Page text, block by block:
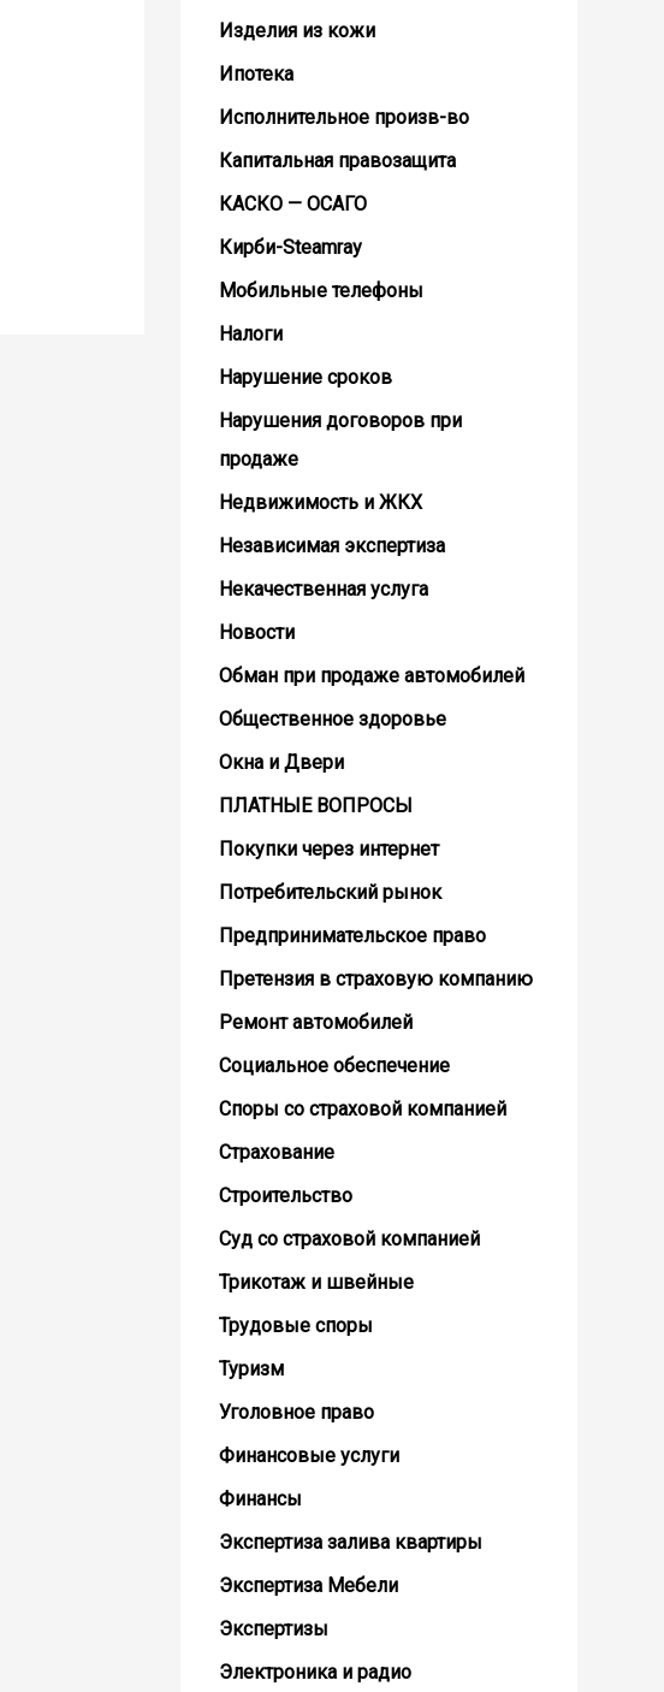
Изделия из кожи
Ипотека
Исполнительное произв-во
Капитальная правозащита
КАСКО — ОСАГО
Кирби-Steamray
Мобильные телефоны
Налоги
Нарушение сроков
Нарушения договоров при
продаже
Недвижимость и ЖКХ
Независимая экспертиза
Некачественная услуга
Новости
Обман при продаже автомобилей
Общественное здоровье
Окна и Двери
ПЛАТНЫЕ ВОПРОСЫ
Покупки через интернет
Потребительский рынок
Предпринимательское право
Претензия в страховую компанию
Ремонт автомобилей
Социальное обеспечение
Споры со страховой компанией
Страхование
Строительство
Суд со страховой компанией
Трикотаж и швейные
Трудовые споры
Туризм
Уголовное право
Финансовые услуги
Финансы
Экспертиза залива квартиры
Экспертиза Мебели
Экспертизы
Электроника и радио